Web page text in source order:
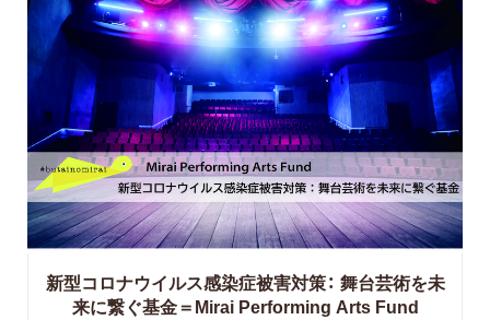
新型コロナウイルス感染症被害対策： 舞台芸術を未
来に繋ぐ基金＝Mirai Performing Arts Fund